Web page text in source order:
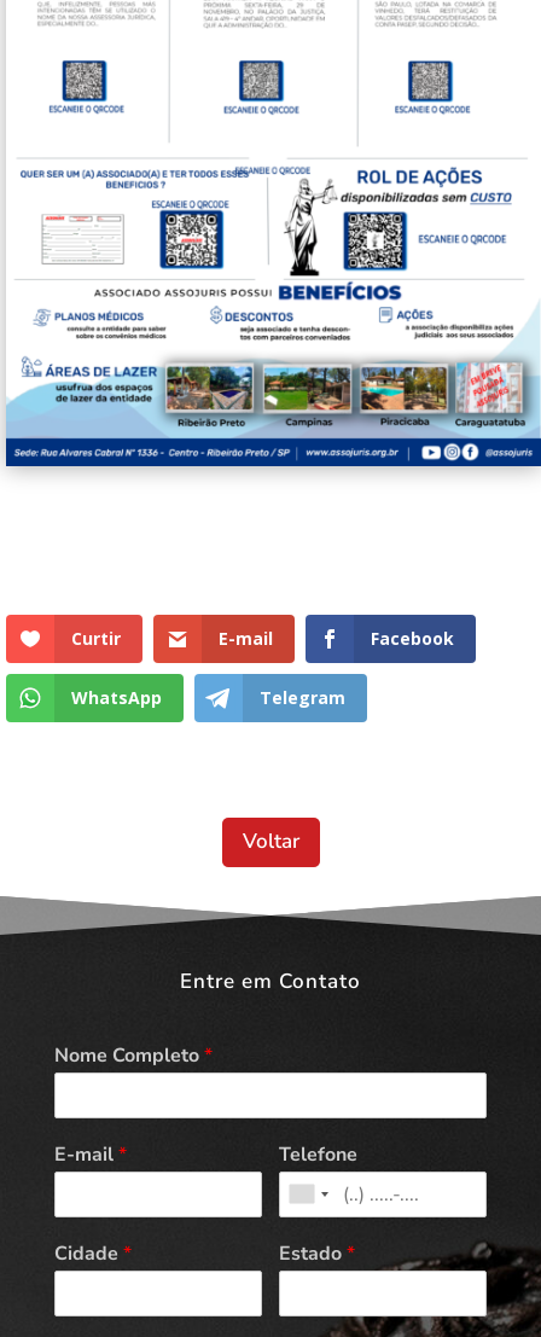
Curtir E-mail Facebook
WhatsApp Telegram
Voltar
Entre em Contato
Nome Completo*
E-mail* Telefone
Cidade * Estado*